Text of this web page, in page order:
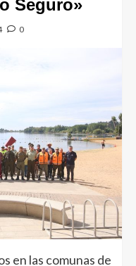
Seguro»
0
en las comunas de